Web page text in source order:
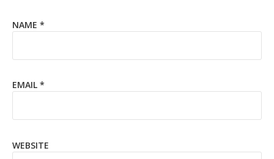
NAME *
EMAIL *
WEBSITE